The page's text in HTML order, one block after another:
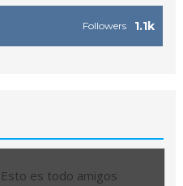
1.1k
Followers